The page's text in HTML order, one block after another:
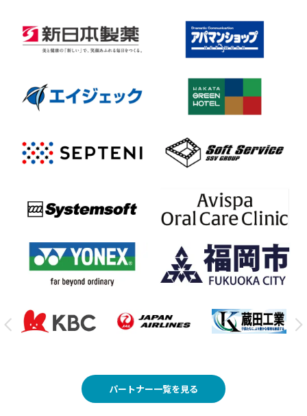
パートナー一覧を見る